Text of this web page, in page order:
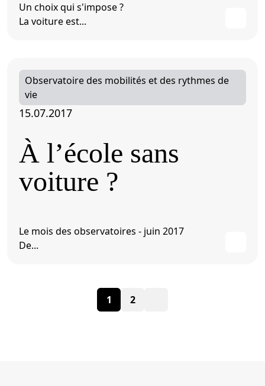
Un choix qui s'impose ?
La voiture est...
Observatoire des mobilités et des rythmes de
vie
15.07.2017
À l’école sans
voiture ?
Le mois des observatoires - juin 2017
De...
Pagination
1 2